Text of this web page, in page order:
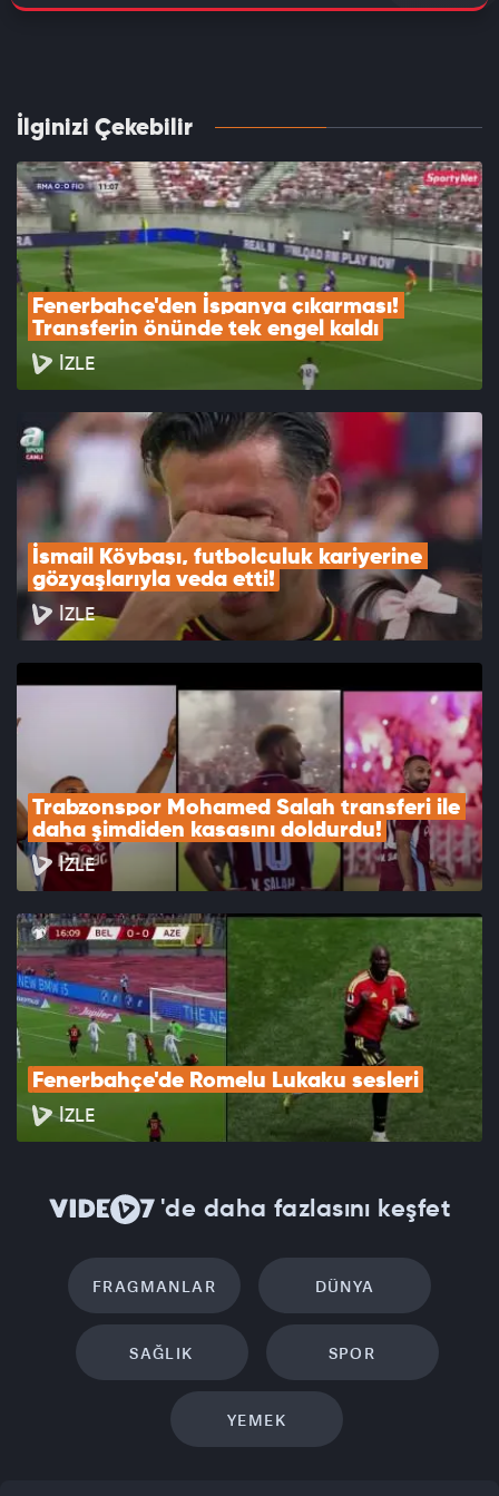
İlginizi Çekebilir
Fenerbahçe'den İspanya çıkarması!
Transferin önünde tek engel kaldı
İZLE
İsmail Köybaşı, futbolculuk kariyerine
gözyaşlarıyla veda etti!
İZLE
Trabzonspor Mohamed Salah transferi ile
daha şimdiden kasasını doldurdu!
İZLE
Fenerbahçe'de Romelu Lukaku sesleri
İZLE
'de daha fazlasını keşfet
FRAGMANLAR DÜNYA
SAĞLIK SPOR
YEMEK